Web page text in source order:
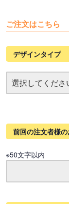
ご注文はこちら
デザインタイプ
前回の注文者様
※50文字以内